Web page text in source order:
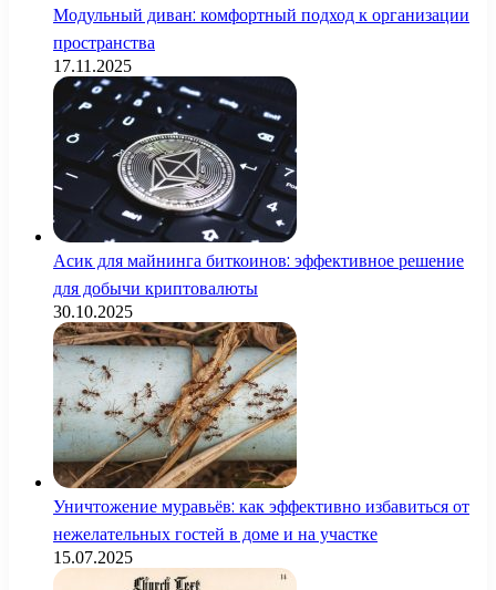
Модульный диван: комфортный подход к организации
пространства
17.11.2025
Асик для майнинга биткоинов: эффективное решение
для добычи криптовалюты
30.10.2025
Уничтожение муравьёв: как эффективно избавиться от
нежелательных гостей в доме и на участке
15.07.2025